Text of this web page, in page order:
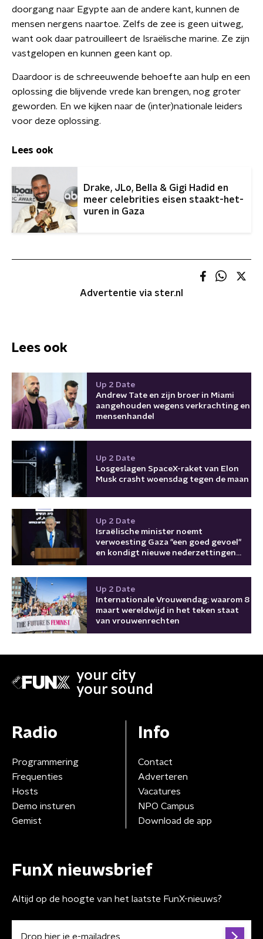
doorgang naar Egypte aan de andere kant, kunnen de
mensen nergens naartoe. Zelfs de zee is geen uitweg,
want ook daar patrouilleert de Israëlische marine. Ze zijn
vastgelopen en kunnen geen kant op.
Daardoor is de schreeuwende behoefte aan hulp en een
oplossing die blijvende vrede kan brengen, nog groter
geworden. En we kijken naar de (inter)nationale leiders
voor deze oplossing.
Lees ook
Drake, JLo, Bella & Gigi Hadid en
meer celebrities eisen staakt-het-
vuren in Gaza
Advertentie via ster.nl
Lees ook
Up 2 Date
Andrew Tate en zijn broer in Miami
aangehouden wegens verkrachting en
mensenhandel
Up 2 Date
Losgeslagen SpaceX-raket van Elon
Musk crasht woensdag tegen de maan
Up 2 Date
Israëlische minister noemt
verwoesting Gaza "een goed gevoel"
en kondigt nieuwe nederzettingen
Up 2 Date
Internationale Vrouwendag: waarom 8
maart wereldwijd in het teken staat
van vrouwenrechten
your city
your sound
Radio
Programmering
Frequenties
Hosts
Demo insturen
Gemist
Info
Contact
Adverteren
Vacatures
NPO Campus
Download de app
FunX nieuwsbrief
Altijd op de hoogte van het laatste FunX-nieuws?